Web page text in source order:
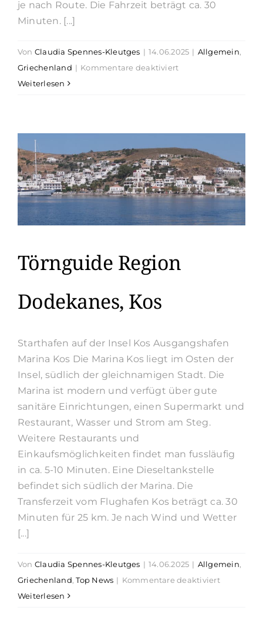
je nach Route. Die Fahrzeit beträgt ca. 30
Minuten. [...]
Von Claudia Spennes-Kleutges | 14.06.2025 | Allgemein,
Griechenland | Kommentare deaktiviertfür
Weiterlesen
Törnguide Region
Dodekanes, Kos
Starthafen auf der Insel Kos Ausgangshafen
Marina Kos Die Marina Kos liegt im Osten der
Insel, südlich der gleichnamigen Stadt. Die
Marina ist modern und verfügt über gute
sanitäre Einrichtungen, einen Supermarkt und
Restaurant, Wasser und Strom am Steg.
Weitere Restaurants und
Einkaufsmöglichkeiten findet man fussläufig
in ca. 5-10 Minuten. Eine Dieseltankstelle
befindet sich südlich der Marina. Die
Transferzeit vom Flughafen Kos beträgt ca. 30
Minuten für 25 km. Je nach Wind und Wetter
[...]
Von Claudia Spennes-Kleutges | 14.06.2025 | Allgemein,
Griechenland,Top News | Kommentare deaktiviertfür
Weiterlesen